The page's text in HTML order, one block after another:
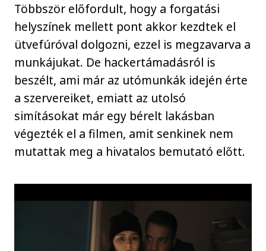
Többször előfordult, hogy a forgatási
helyszínek mellett pont akkor kezdtek el
ütvefúróval dolgozni, ezzel is megzavarva a
munkájukat. De hackertámadásról is
beszélt, ami már az utómunkák idején érte
a szervereiket, emiatt az utolsó
simításokat már egy bérelt lakásban
végezték el a filmen, amit senkinek nem
mutattak meg a hivatalos bemutató előtt.